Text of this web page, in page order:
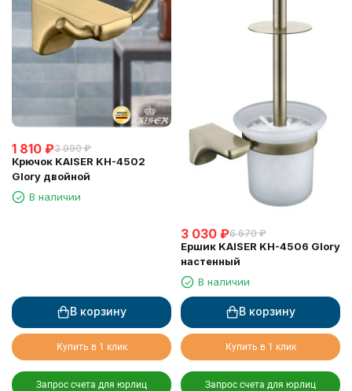
1 810 ₽3 990 ₽
Крючок KAISER KH-4502
Glory двойной
В наличии
В корзину
Купить в 1 клик
Запрос счета для юрлиц
3 030 ₽6 670 ₽
Ершик KAISER KH-4506 Glory
настенный
В наличии
В корзину
Купить в 1 клик
Запрос счета для юрлиц